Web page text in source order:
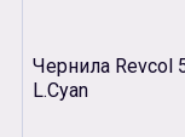
Чернила Revcol
L.Cyan